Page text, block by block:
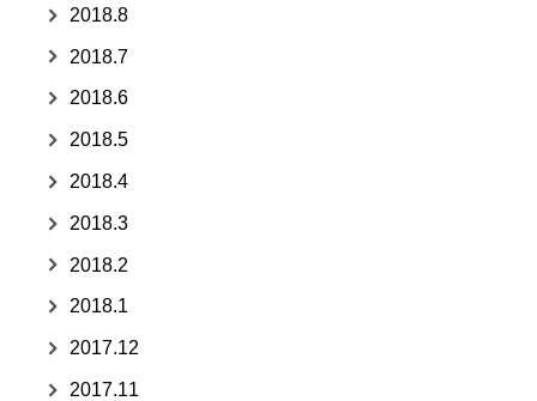
2018.8
2018.7
2018.6
2018.5
2018.4
2018.3
2018.2
2018.1
2017.12
2017.11